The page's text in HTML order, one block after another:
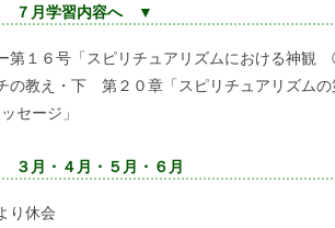
７月学習内容へ ▼
第１６号「スピリチュアリズムにおける神
の教え・下 第２０章「スピリチュアリズムの
セージ」
３月・４月・５月・６月
り休会